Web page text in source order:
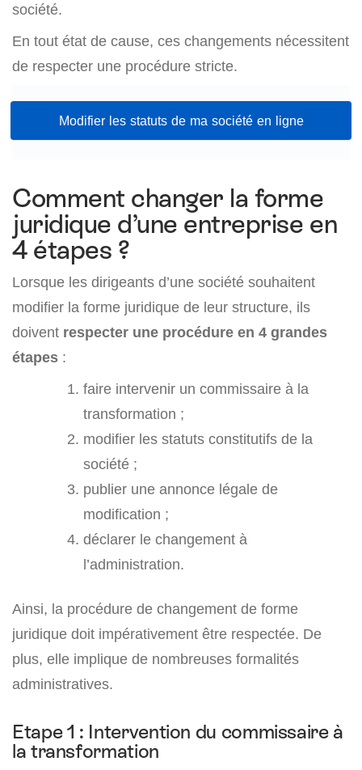
société.
En tout état de cause, ces changements nécessitent
de respecter une procédure stricte.
Modifier les statuts de ma société en ligne
Comment changer la forme
juridique d’une entreprise en
4 étapes ?
Lorsque les dirigeants d’une société souhaitent
modifier la forme juridique de leur structure, ils
doivent respecter une procédure en 4 grandes
étapes :
faire intervenir un commissaire à la
transformation ;
modifier les statuts constitutifs de la
société ;
publier une annonce légale de
modification ;
déclarer le changement à
l’administration.
Ainsi, la procédure de changement de forme
juridique doit impérativement être respectée. De
plus, elle implique de nombreuses formalités
administratives.
Etape 1 : Intervention du commissaire à
la transformation